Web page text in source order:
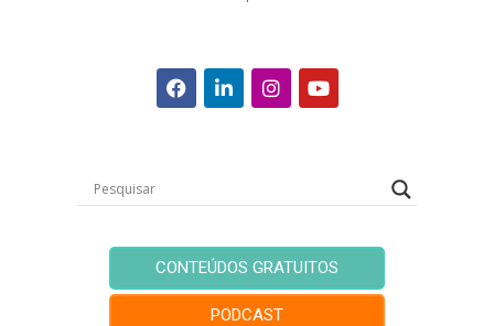
CONTEÚDOS GRATUITOS
PODCAST